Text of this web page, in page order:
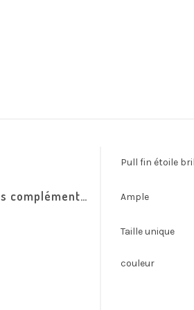
Informations complémentaires
Pull fin étoile
Ample
Taille unique
couleur